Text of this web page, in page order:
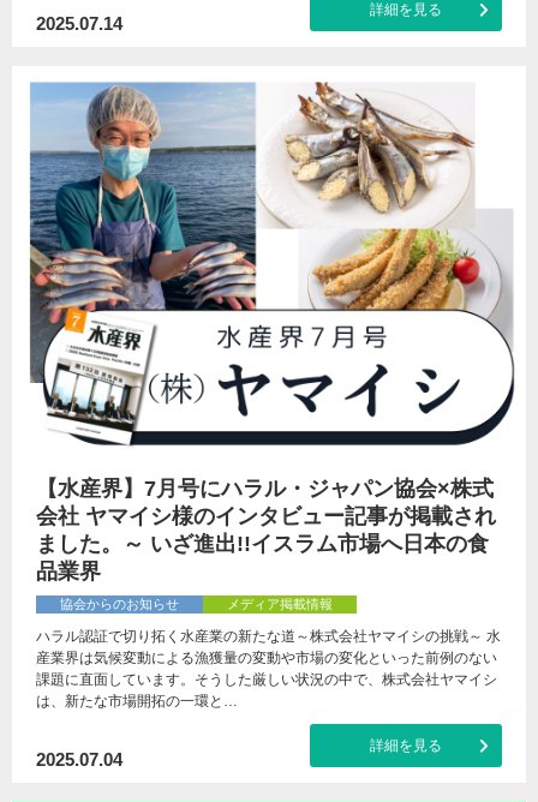
2025.07.14
詳細を見る
【水産界】7月号にハラル・ジャパン協会×株式
会社 ヤマイシ様のインタビュー記事が掲載され
ました。～ いざ進出!!イスラム市場へ日本の食
品業界
協会からのお知らせ メディア掲載情報
ハラル認証で切り拓く水産業の新たな道～株式会社ヤマイシの挑戦～ 水
産業界は気候変動による漁獲量の変動や市場の変化といった前例のない
課題に直面しています。そうした厳しい状況の中で、株式会社ヤマイシ
は、新たな市場開拓の一環と…
2025.07.04
詳細を見る